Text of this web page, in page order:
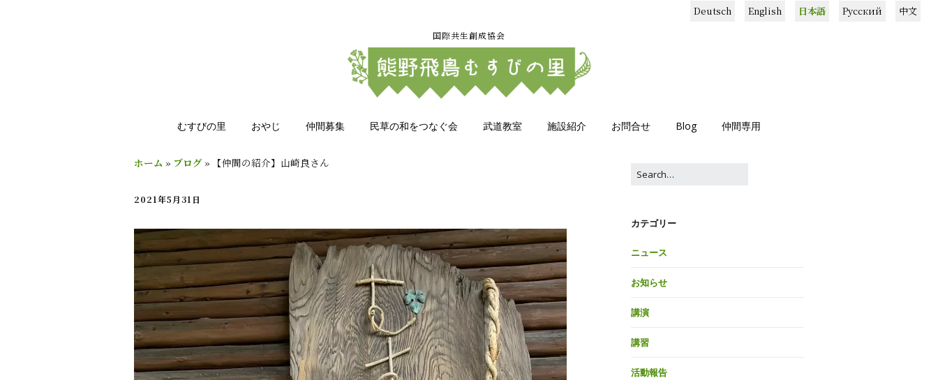
Deutsch English 日本語 Русский 中文
国際共生創成協会
むすびの里 おやじ 仲間募集 民草の和をつなぐ会 武道教室 施設紹介 お問合せ Blog 仲間専用
ホーム » ブログ » 【仲間の紹介】山崎良さん
2021年5月31日
カテゴリー
ニュース
お知らせ
講演
講習
活動報告